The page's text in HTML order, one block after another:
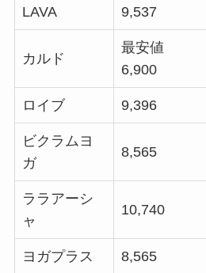
LAVA 9,537
カルド
最安値
6,900
ロイブ 9,396
ビクラムヨ
ガ
8,565
ララアーシ
ャ
10,740
ヨガプラス 8,565